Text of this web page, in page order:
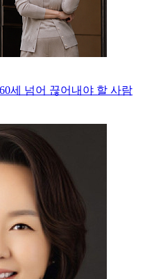
세 넘어 끊어내야 할 사람